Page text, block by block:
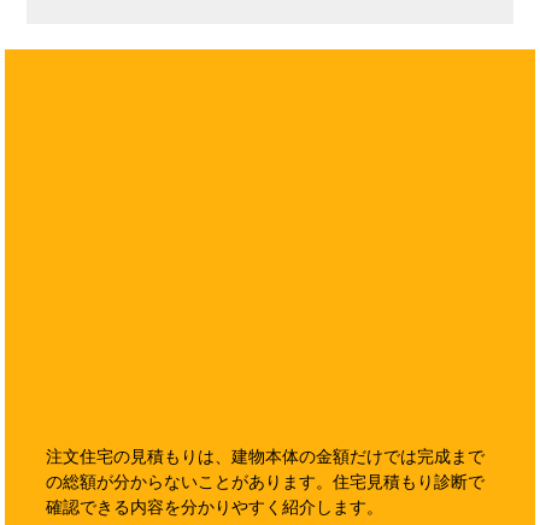
注文住宅の見積もりは、建物本体の金額だけでは完成まで
の総額が分からないことがあります。住宅見積もり診断で
確認できる内容を分かりやすく紹介します。